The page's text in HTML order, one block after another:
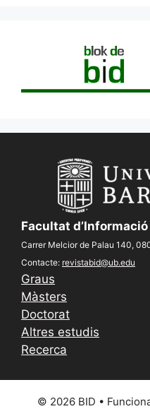
Facultat
Carrer Melcior de Palau 140,
Contacte: revistabid@ub.edu
Graus
Màsters
Doctorat
Altres estudis
Recerca
© 2026 BID •